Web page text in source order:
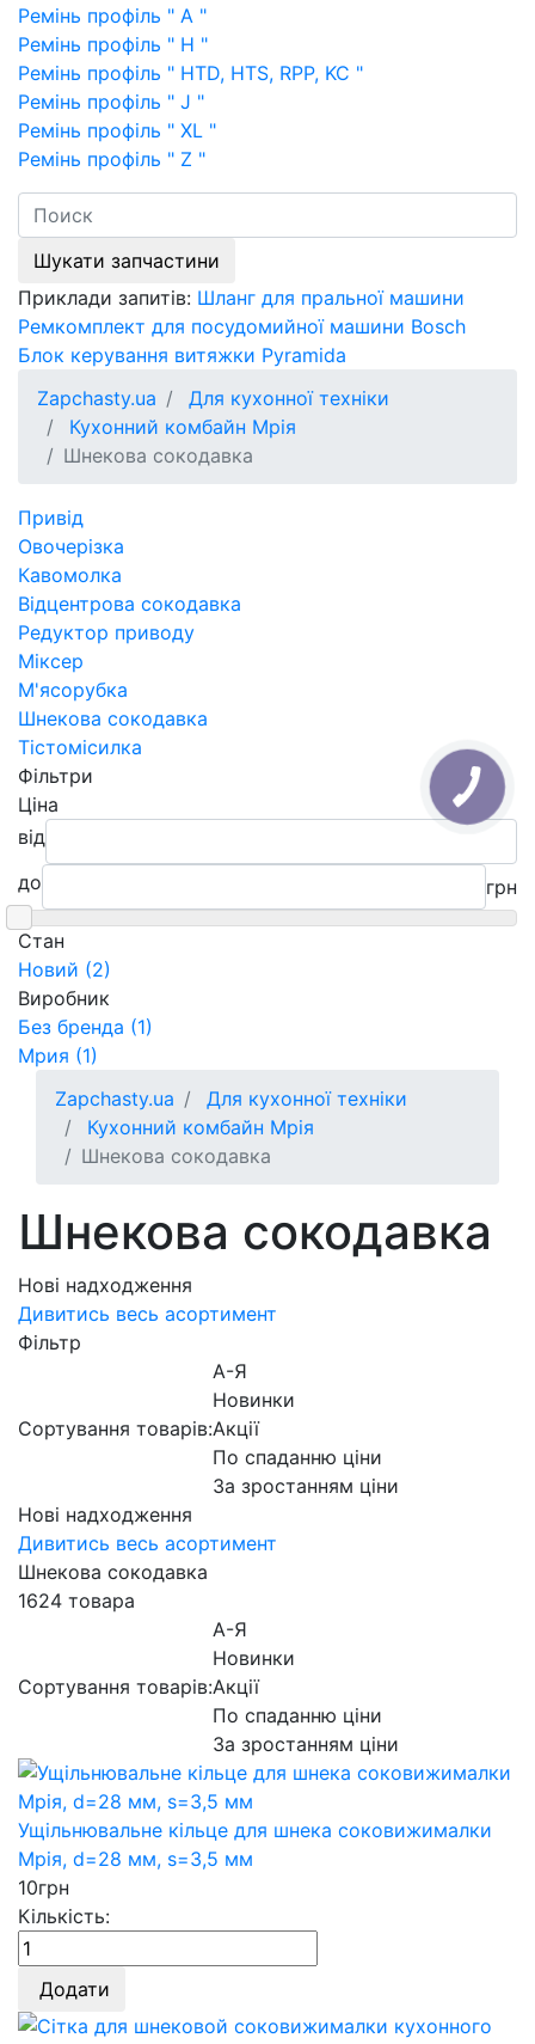
Ремінь профіль " A "
Ремінь профіль " H "
Ремінь профіль " HTD, HTS, RPP, KC "
Ремінь профіль " J "
Ремінь профіль " XL "
Ремінь профіль " Z "
Шукати запчастини
Приклади запитів: Шланг для пральної машини
Ремкомплект для посудомийної машини Bosch
Блок керування витяжки Pyramida
Zapchasty.ua
Для кухонної техніки
Кухонний комбайн Мрія
Шнекова сокодавка
Привід
Овочерізка
Кавомолка
Відцентрова сокодавка
Редуктор приводу
Міксер
М'ясорубка
Шнекова сокодавка
Тістомісилка
Фільтри
Ціна
від
до
грн
Cтан
Новий (2)
Виробник
Без бренда (1)
Мрия (1)
Zapchasty.ua
Для кухонної техніки
Кухонний комбайн Мрія
Шнекова сокодавка
Шнекова сокодавка
Нові надходження
Дивитись весь асортимент
Фільтр
Сортування товарів:
А-Я
Новинки
Акції
По спаданню ціни
За зростанням ціни
Нові надходження
Дивитись весь асортимент
Шнекова сокодавка
1624 товара
Сортування товарів:
А-Я
Новинки
Акції
По спаданню ціни
За зростанням ціни
Ущільнювальне кільце для шнека соковижималки
Мрія, d=28 мм, s=3,5 мм
10грн
Кількість:
Додати